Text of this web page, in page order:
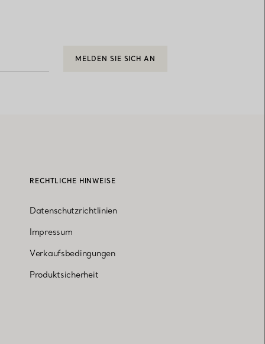
MELDEN SIE SICH AN
RECHTLICHE HINWEISE
Datenschutzrichtlinien
Impressum
Verkaufsbedingungen
Produktsicherheit